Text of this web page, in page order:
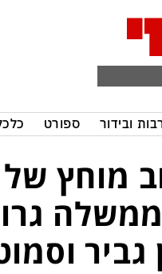
ובידור ספורט
מוחץ
גביר